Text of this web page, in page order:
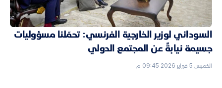
السوداني لوزير الخارجية الفرنسي: تحمّلنا مسؤوليات
جسيمة نيابةً عن المجتمع الدولي
الخميس 5 فبراير 2026 09:45 م